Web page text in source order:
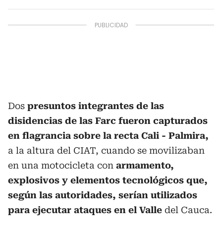
Dos presuntos integrantes de las
disidencias de las Farc fueron capturados
en flagrancia sobre la recta Cali - Palmira,
a la altura del CIAT, cuando se movilizaban
en una motocicleta con armamento,
explosivos y elementos tecnológicos que,
según las autoridades, serían utilizados
para ejecutar ataques en el Valle del Cauca.